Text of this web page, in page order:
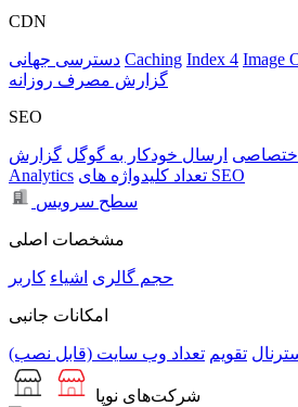
CDN
دسترسی جهانی Caching Index 4 Image
گزارش مصرف روزانه
SEO
اختصاصی ارسال خودکار به گوگل گزارش
Analytics
تعداد کلیدواژه های SEO
سطح سرویس
مشخصات اصلی
حجم گالری اشیاء کاربر
امکانات جانبی
تقویم تعداد وب سایت (قابل نصب)
شرکت‌های نوپا